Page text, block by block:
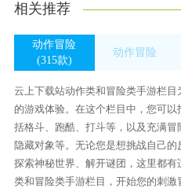
相关推荐
动作冒险
(315款)
动作冒险
云上下载站动作类和冒险类手游栏
的游戏体验。在这个栏目中，您可
括格斗、跑酷、打斗等，以及充满冒
隐藏对象等。无论您是想挑战自己
探索神秘世界、解开谜团，这里都
类和冒险类手游栏目，开始您的刺激